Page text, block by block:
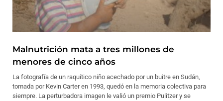
Malnutrición mata a tres millones de
menores de cinco años
La fotografía de un raquítico niño acechado por un buitre en Sudán,
tomada por Kevin Carter en 1993, quedó en la memoria colectiva para
siempre. La perturbadora imagen le valió un premio Pulitzer y se